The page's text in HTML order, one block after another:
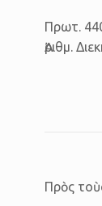
Πρωτ.
Ἀριθμ.
Πρὸς